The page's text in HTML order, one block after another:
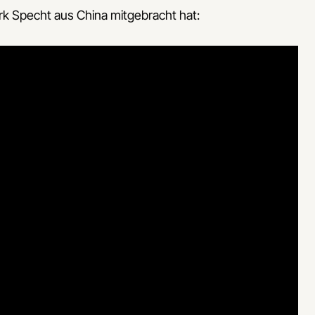
Specht aus China mitgebracht hat: